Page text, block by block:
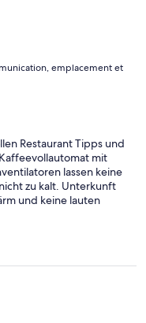
emplacement et
Restaurant Tipps und
mit
lassen keine
zu kalt. Unterkunft
und keine lauten
Regenwalddusche
Woche im August,
aber warm. PKW
TV`s funktionieren
Abends ist der Garten
Geheimtipp